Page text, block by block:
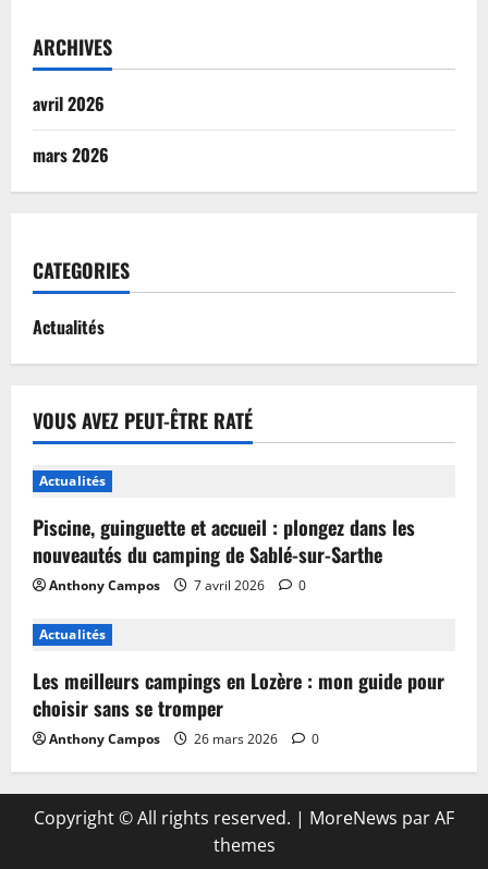
ARCHIVES
avril 2026
mars 2026
CATEGORIES
Actualités
VOUS AVEZ PEUT-ÊTRE RATÉ
Actualités
Piscine, guinguette et accueil : plongez dans les
nouveautés du camping de Sablé-sur-Sarthe
Anthony Campos 7 avril 2026 0
Actualités
Les meilleurs campings en Lozère : mon guide pour
choisir sans se tromper
Anthony Campos 26 mars 2026 0
Copyright © All rights reserved. | MoreNews par AF
themes